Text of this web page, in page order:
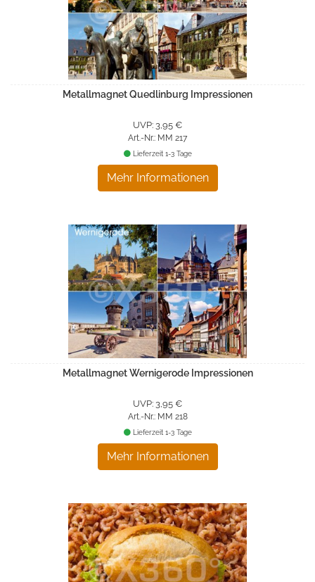
Metallmagnet Quedlinburg Impressionen
UVP: 3,95 €
Art.-Nr.: MM 217
Mehr Informationen
Lieferzeit 1-3 Tage
Metallmagnet Wernigerode Impressionen
UVP: 3,95 €
Art.-Nr.: MM 218
Mehr Informationen
Lieferzeit 1-3 Tage